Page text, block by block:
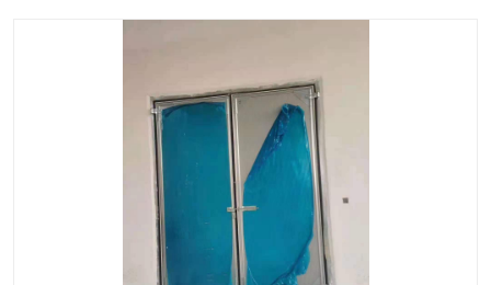
工业电动折叠门 钢木门
工业平移门
监狱门及监狱设备
变压器室配电房门 钢大门厂家